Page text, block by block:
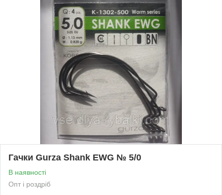
Гачки Gurza Shank EWG № 5/0
В наявності
Опт і роздріб